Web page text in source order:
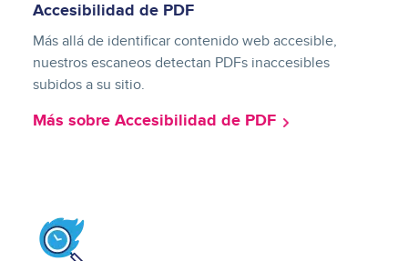
Accesibilidad de PDF
Más allá de identificar contenido web accesible,
nuestros escaneos detectan PDFs inaccesibles
subidos a su sitio.
Más sobre Accesibilidad de PDF
Image